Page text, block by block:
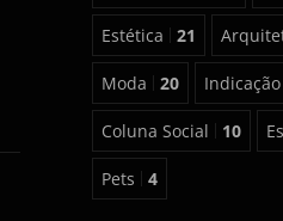
Estética 21
Moda 20
Coluna Social 10
Pets 4